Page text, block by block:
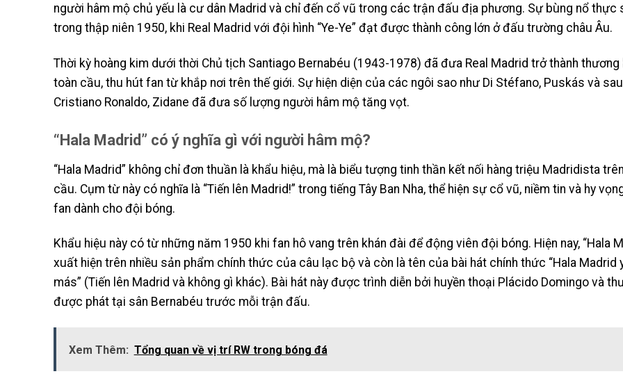
người hâm mộ chủ yếu là cư dân Madrid và chỉ đến cổ vũ trong các trận đấu địa phương. Sự bùng nổ thực
trong thập niên 1950, khi Real Madrid với đội hình “Ye-Ye” đạt được thành công lớn ở đấu trường châu Âu.
Thời kỳ hoàng kim dưới thời Chủ tịch Santiago Bernabéu (1943-1978) đã đưa Real Madrid trở thành thương
toàn cầu, thu hút fan từ khắp nơi trên thế giới. Sự hiện diện của các ngôi sao như Di Stéfano, Puskás và sau
Cristiano Ronaldo, Zidane đã đưa số lượng người hâm mộ tăng vọt.
“Hala Madrid” có ý nghĩa gì với người hâm mộ?
“Hala Madrid” không chỉ đơn thuần là khẩu hiệu, mà là biểu tượng tinh thần kết nối hàng triệu Madridista
cầu. Cụm từ này có nghĩa là “Tiến lên Madrid!” trong tiếng Tây Ban Nha, thể hiện sự cổ vũ, niềm tin và hy
fan dành cho đội bóng.
Khẩu hiệu này có từ những năm 1950 khi fan hô vang trên khán đài để động viên đội bóng. Hiện nay, “Hala
xuất hiện trên nhiều sản phẩm chính thức của câu lạc bộ và còn là tên của bài hát chính thức “Hala Madrid
más” (Tiến lên Madrid và không gì khác). Bài hát này được trình diễn bởi huyền thoại Plácido Domingo và
được phát tại sân Bernabéu trước mỗi trận đấu.
Xem Thêm: Tổng quan về vị trí RW trong bóng đá